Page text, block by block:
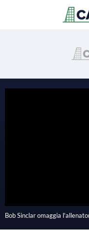
Bob Sinclar omaggia